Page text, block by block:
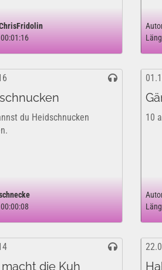
00:01:16
du Heidschnucken
00:00:08
10
die Kuh